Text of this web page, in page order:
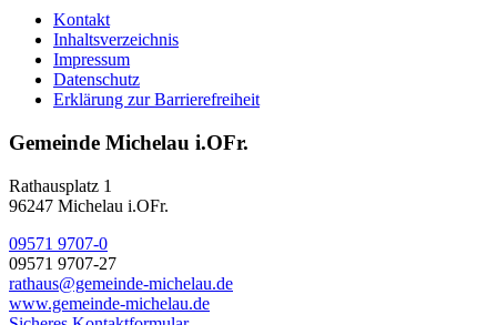
Kontakt
Inhaltsverzeichnis
Impressum
Datenschutz
Erklärung zur Barrierefreiheit
Gemeinde Michelau i.OFr.
Rathausplatz 1
96247 Michelau i.OFr.
09571 9707-0
09571 9707-27
rathaus@gemeinde-michelau.de
www.gemeinde-michelau.de